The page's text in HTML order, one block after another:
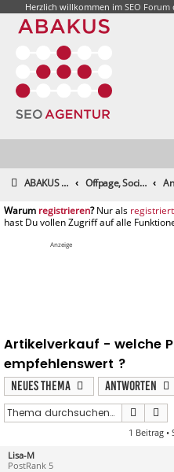
Herzlich willkommen im SEO Forum
ABAKUS Foren-Übersicht Offpage, Social Media, Tools und andere Maßnahmen
registrieren
Anzeige
Artikelverkauf - welche
empfehlenswert ?
Neues Thema
Antworten
Suche
1 Beitrag •
Lisa-M
PostRank 5